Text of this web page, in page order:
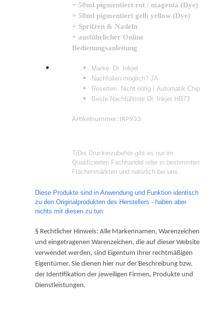
+ 50ml pigmentiert rot / magenta (Dye)
+ 50ml pigmentiert gelb yellow (Dye)
+ Spritzen & Nadeln
+ ausführlicher Online
Bedienungsanleitung
Marke: Dr. Inkjet
Nachfüllen möglich? JA
Resetten: Nicht nötig / Automatik Chip
Beste Nachfülltinte Dr. Inkjet HR73
Artikelnummer: IRP933
TiDis Druckerzubehör gibt es nur im
Qualifizierten Fachhandel oder in bestimmten
Flächenmärkten und natürlich bei uns:
Diese Produkte sind in Anwendung und Funktion identisch
zu den Originalprodukten des Herstellers - haben aber
nichts mit diesen zu tun.
§ Rechtlicher Hinweis: Alle Markennamen, Warenzeichen
und eingetragenen Warenzeichen, die auf dieser Website
verwendet werden, sind Eigentum Ihrer rechtmäßigen
Eigentümer. Sie dienen hier nur der Beschreibung bzw.
der Identifikation der jeweiligen Firmen, Produkte und
Dienstleistungen.